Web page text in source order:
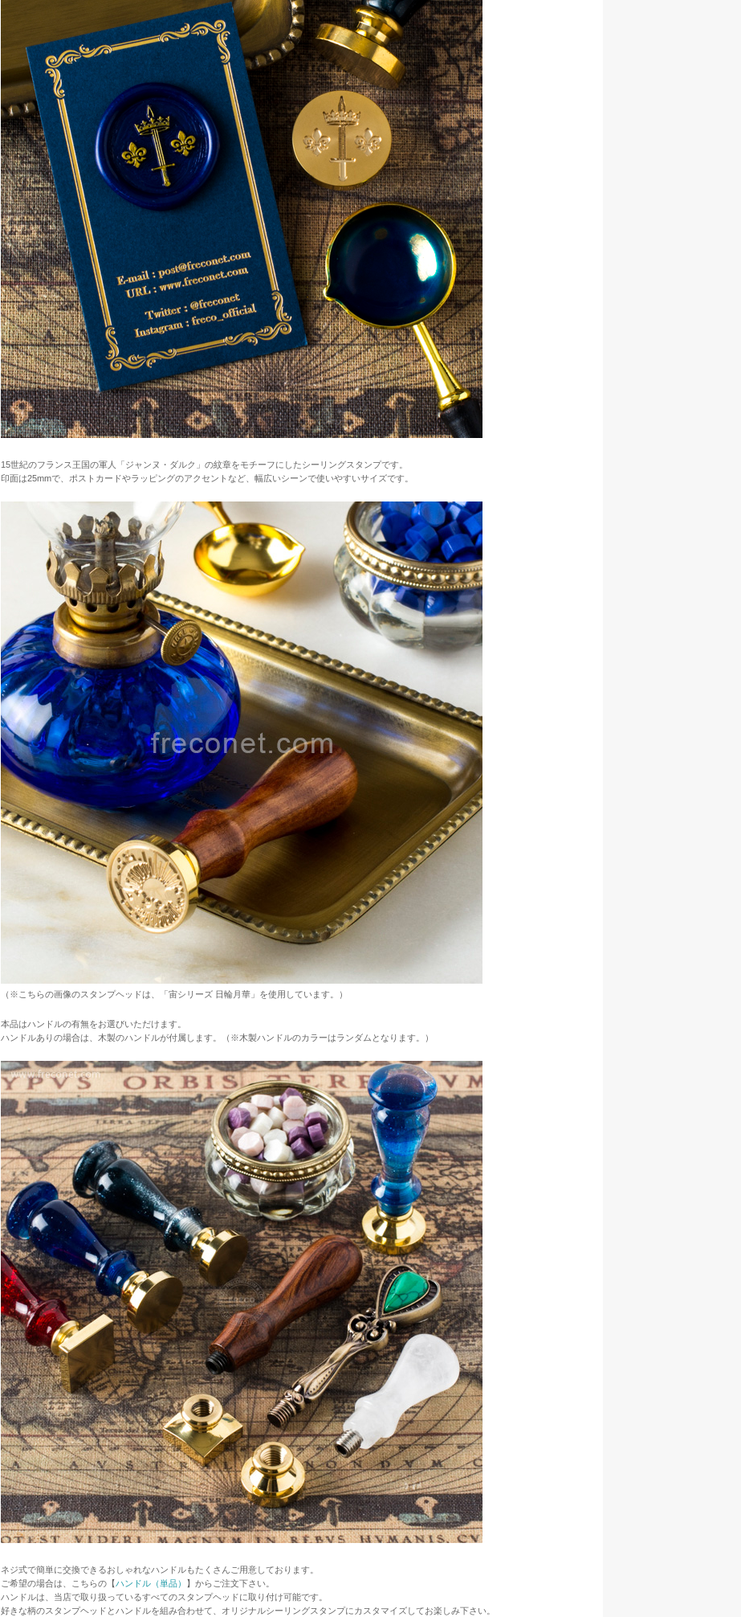
15世紀のフランス王国の軍人「ジャンヌ・ダルク」の紋章をモチーフにしたシーリングスタンプです。
印面は25mmで、ポストカードやラッピングのアクセントなど、幅広いシーンで使いやすいサイズです。
（※こちらの画像のスタンプヘッドは、「宙シリーズ 日輪月華」を使用しています。）
本品はハンドルの有無をお選びいただけます。
ハンドルありの場合は、木製のハンドルが付属します。（※木製ハンドルのカラーはランダムとなります。）
ネジ式で簡単に交換できるおしゃれなハンドルもたくさんご用意しております。
ご希望の場合は、こちらの【ハンドル（単品）
】からご注文下さい。
ハンドルは、当店で取り扱っているすべてのスタンプヘッドに取り付け可能です。
好きな柄のスタンプヘッドとハンドルを組み合わせて、オリジナルシーリングスタンプにカスタマイズしてお楽しみ下さい。